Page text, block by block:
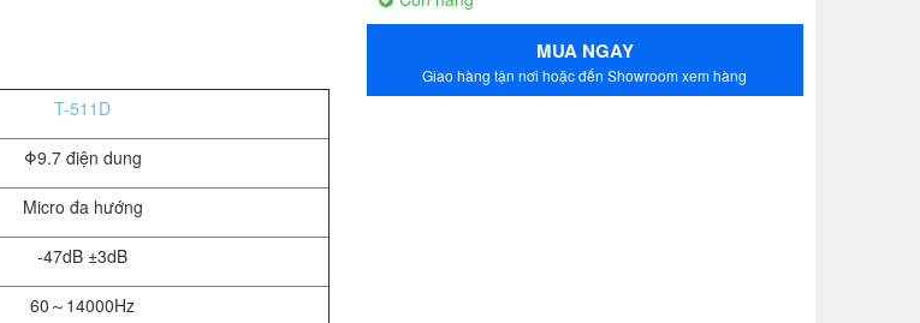
T-511D
Φ9.7 điện dung
Micro đa hướng
-47dB ±3dB
60～14000Hz
MUA NGAY
Giao hàng tận nơi hoặc đến Showroom xem hàng